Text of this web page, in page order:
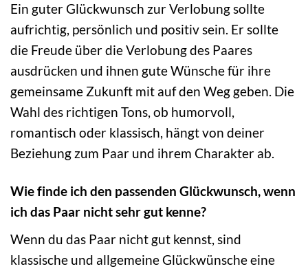
Ein guter Glückwunsch zur Verlobung sollte
aufrichtig, persönlich und positiv sein. Er sollte
die Freude über die Verlobung des Paares
ausdrücken und ihnen gute Wünsche für ihre
gemeinsame Zukunft mit auf den Weg geben. Die
Wahl des richtigen Tons, ob humorvoll,
romantisch oder klassisch, hängt von deiner
Beziehung zum Paar und ihrem Charakter ab.
Wie finde ich den passenden Glückwunsch, wenn
ich das Paar nicht sehr gut kenne?
Wenn du das Paar nicht gut kennst, sind
klassische und allgemeine Glückwünsche eine